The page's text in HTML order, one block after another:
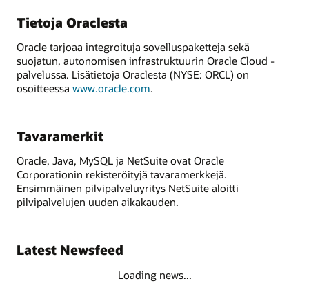
Tietoja Oraclesta
Oracle tarjoaa integroituja sovelluspaketteja sekä
suojatun, autonomisen infrastruktuurin Oracle Cloud -
palvelussa. Lisätietoja Oraclesta (NYSE: ORCL) on
osoitteessa www.oracle.com.
Tavaramerkit
Oracle, Java, MySQL ja NetSuite ovat Oracle
Corporationin rekisteröityjä tavaramerkkejä.
Ensimmäinen pilvipalveluyritys NetSuite aloitti
pilvipalvelujen uuden aikakauden.
Latest Newsfeed
Loading news...